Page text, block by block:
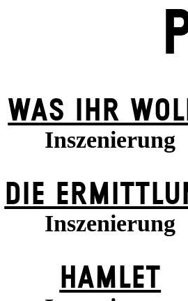
WAS IHR
Inszenierung
DIE
Inszenierung
HAMLET